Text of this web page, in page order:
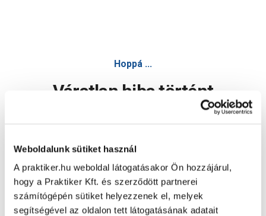
Weboldalunk sütiket használ
A praktiker.hu weboldal látogatásakor Ön hozzájárul,
hogy a Praktiker Kft. és szerződött partnerei
számítógépén sütiket helyezzenek el, melyek
segítségével az oldalon tett látogatásának adatait
Hoppá ...
Váratlan hiba történt
Oldal újratöltése